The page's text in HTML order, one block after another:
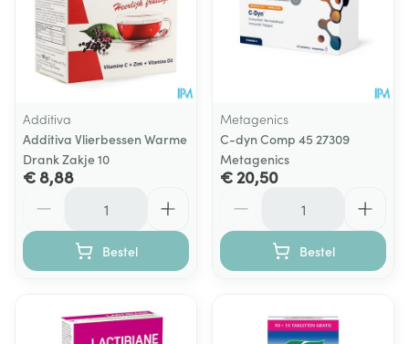
Additiva
Additiva Vlierbessen Warme
Drank Zakje 10
€ 8,88
Bestel
Metagenics
C-dyn Comp 45 27309
Metagenics
€ 20,50
Bestel